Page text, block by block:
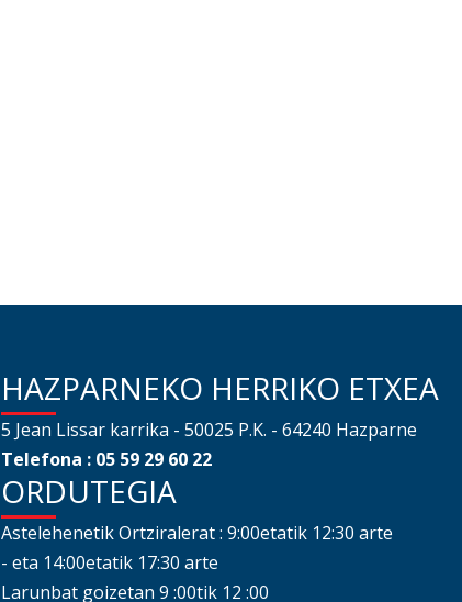
HAZPARNEKO HERRIKO ETXEA
5 Jean Lissar karrika - 50025 P.K. - 64240 Hazparne
Telefona : 05 59 29 60 22
ORDUTEGIA
Astelehenetik Ortziralerat : 9:00etatik 12:30 arte
- eta 14:00etatik 17:30 arte
Larunbat goizetan 9 :00tik 12 :00